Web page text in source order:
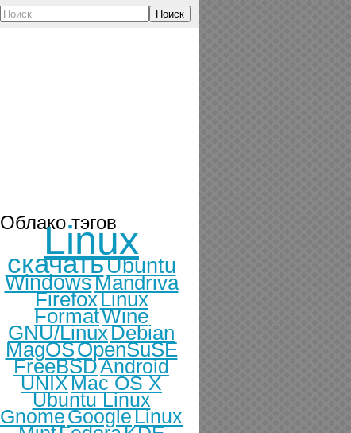
Поиск
Облако тэгов
Linux
скачатьUbuntu
WindowsMandriva
FirefoxLinux
FormatWine
GNU/LinuxDebian
MagOSOpenSuSE
FreeBSDAndroid
UNIXMac OS X
Ubuntu Linux
GnomeGoogleLinux